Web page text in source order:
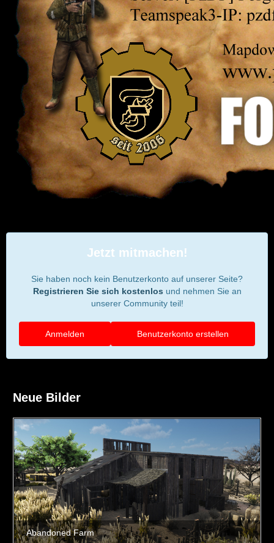
Jetzt mitmachen!
Sie haben noch kein Benutzerkonto auf unserer Seite?
Registrieren Sie sich kostenlos und nehmen Sie an
unserer Community teil!
Benutzerkonto erstellen
Anmelden
Neue Bilder